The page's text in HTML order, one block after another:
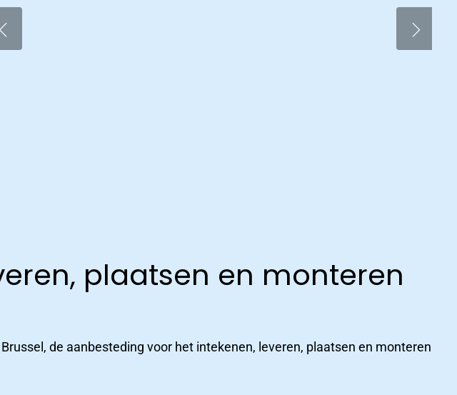
plaatsen en monteren
de aanbesteding voor het intekenen, leveren, plaatsen en monteren